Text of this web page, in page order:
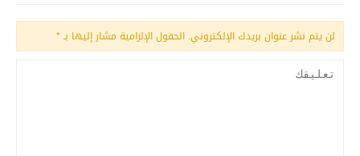
لن يتم نشر عنوان بريدك الإلكتروني. الحقول الإلزامية مشار إليها بـ*